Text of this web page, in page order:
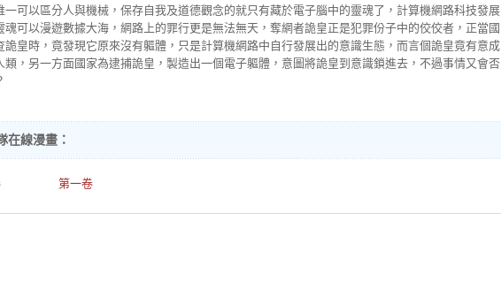
一可以區分人與機械，保存自我及道德觀念的就只有藏於電子腦中的靈魂了，計算機網路科技發展
魂可以漫遊數據大海，網路上的罪行更是無法無天，奪網者詭皇正是犯罪份子中的佼佼者，正當國
詭皇時，竟發現它原來沒有軀體，只是計算機網路中自行發展出的意識生態，而言個詭皇竟有意成
類，另一方面國家為逮捕詭皇，製造出一個電子軀體，意圖將詭皇到意識鎖進去，不過事情又會否
在線漫畫：
第一卷